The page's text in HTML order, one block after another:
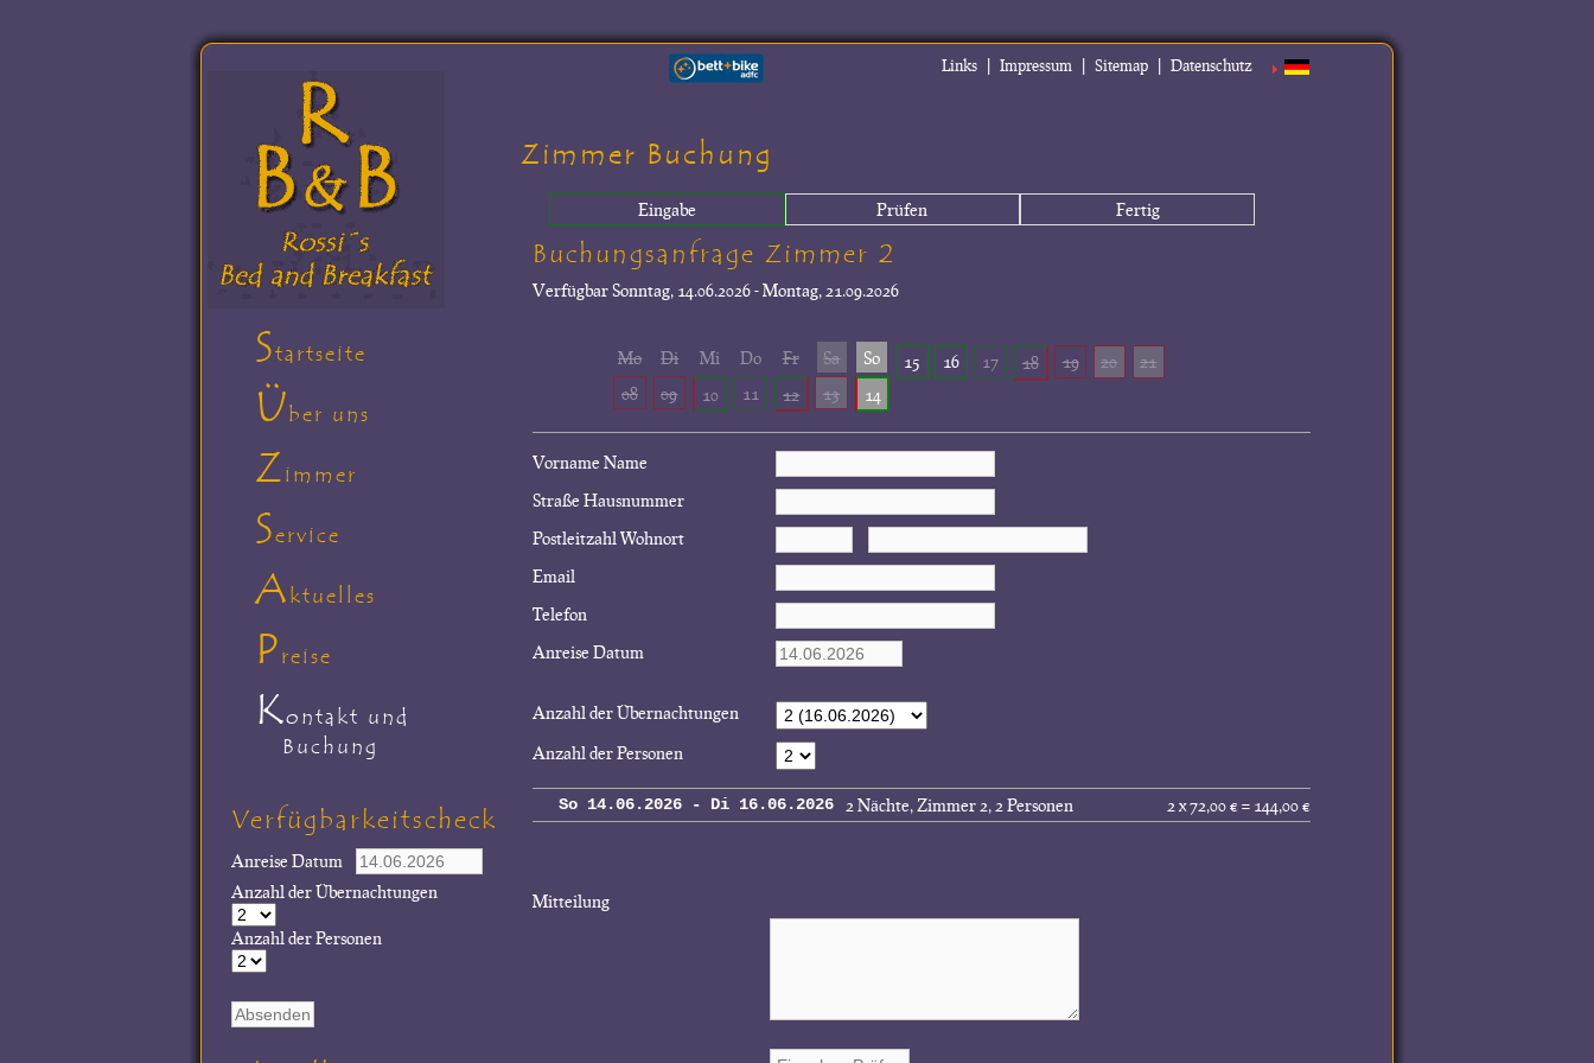
Links | Impressum | Sitemap | Datenschutz
Zimmer Buchung
Eingabe Prüfen Fertig
Buchungsanfrage Zimmer 2
VerfügbarSonntag, 14.06.2026 - Montag, 21.09.2026
Mo
08
Di
09
Mi
10
Do
11
Fr
12
Sa
13
So
14
15 16 17 18 19 20 21
Vorname Name
Straße Hausnummer
Postleitzahl Wohnort
Email
Telefon
Anreise Datum
Anzahl der Übernachtungen
Anzahl der Personen
2 Nächte, Zimmer 2, 2 Personen 2 x 72,00 € = 144,00 €
So 14.06.2026 - Di 16.06.2026
(inkl.
Mitteilung
Startseite
Über uns
Zimmer
Service
Aktuelles
Preise
Kontakt und
Buchung
Verfügbarkeitscheck
Anreise Datum
Anzahl der Übernachtungen
Anzahl der Personen